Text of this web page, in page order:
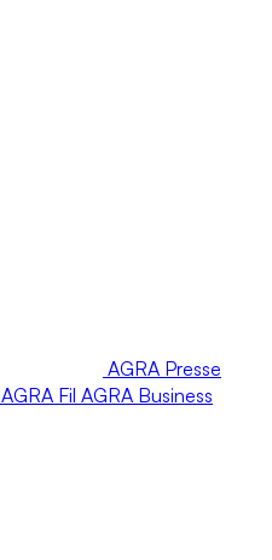
AGRA Presse
AGRA Fil AGRA Business